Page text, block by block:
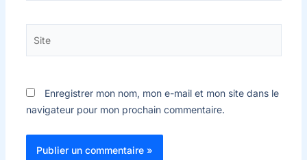
Enregistrer mon nom, mon e-mail et mon site dans le
navigateur pour mon prochain commentaire.